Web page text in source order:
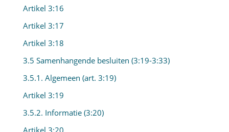
Artikel 3:16
Artikel 3:17
Artikel 3:18
3.5 Samenhangende besluiten (3:19-3:33)
3.5.1. Algemeen (art. 3:19)
Artikel 3:19
3.5.2. Informatie (3:20)
Artikel 3:20